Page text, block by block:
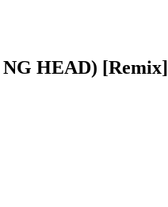
HEAD) [Remix]